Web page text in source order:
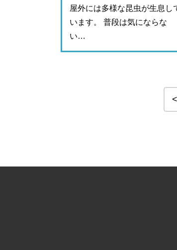
屋外には多様な昆虫が生息し
います。 普段は気にならな
い…